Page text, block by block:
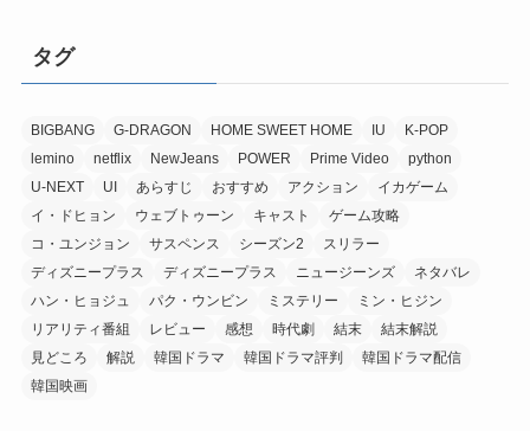
タグ
BIGBANG G-DRAGON HOME SWEET HOME IU
K-POP
lemino
netflix NewJeans POWER Prime Video
python
U-NEXT
UI あらすじ おすすめ アクション
イカゲーム
イ・ドヒョン
ウェブトゥーン キャスト
ゲーム攻略
コ・ユンジョン
サスペンス シーズン2
スリラー
ディズニープラス
ディズニープラス ニュージーンズ
ネタバレ
ハン・ヒョジュ
パク・ウンビン ミステリー
ミン・ヒジン
リアリティ番組
レビュー 感想 時代劇 結末
結末解説
見どころ
解説 韓国ドラマ 韓国ドラマ評判
韓国ドラマ配信
韓国映画